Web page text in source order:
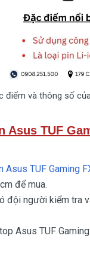
điểm và thông số
Asus TUF
Asus TUF Gaming
để mua.
người kiểm tra và
Asus TUF